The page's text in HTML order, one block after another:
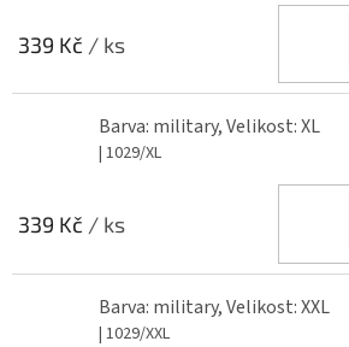
339 Kč / ks
Barva: military, Velikost: XL
| 1029/XL
339 Kč / ks
Barva: military, Velikost: XXL
| 1029/XXL